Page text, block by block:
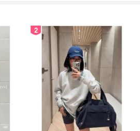
得税率只会影响年收入超过25万美
为自己可能会受到影响。而他所倡
种，则较少有这方面的问题。
一种方式，能让那些拥有远超所需
人所需的基本服务，同时将绝大多
2